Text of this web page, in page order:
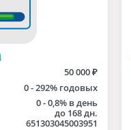
50 000 ₽
0 - 292% годовых
0 - 0,8% в день
до 168 дн.
651303045003951